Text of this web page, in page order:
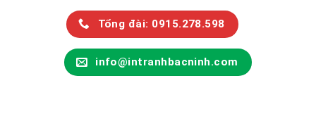
Tổng đài: 0915.278.598
info@intranhbacninh.com